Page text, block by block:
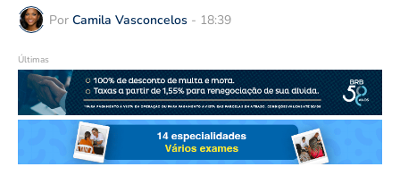
Por Camila Vasconcelos - 18:39
Últimas